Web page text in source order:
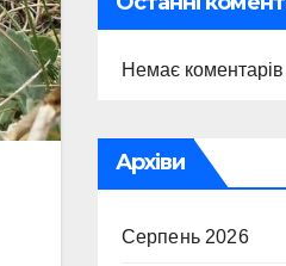
Немає коментарів
Архіви
Серпень 2026